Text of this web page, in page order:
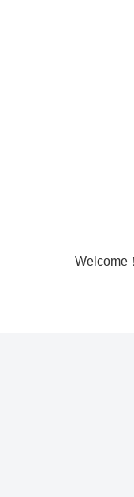
Welcome